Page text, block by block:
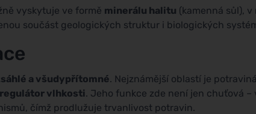
vyskytuje ve formě minerálu halitu (kamenná sůl), v
součást geologických struktur i biologických
a všudypřítomné. Nejznámější oblastí je
vlhkosti. Jeho funkce zde není jen chuťová
čímž prodlužuje trvanlivost potravin.